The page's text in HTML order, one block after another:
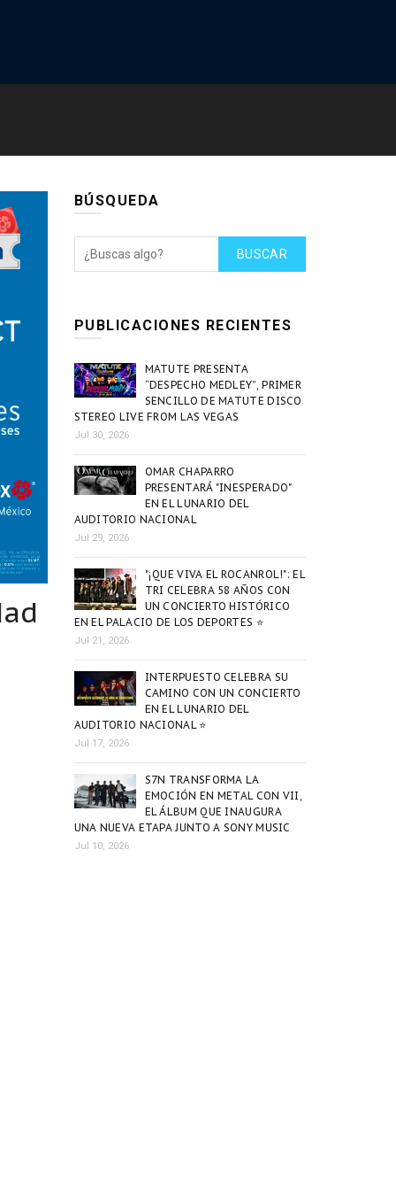
BÚSQUEDA
BUSCAR
PUBLICACIONES RECIENTES
MATUTE PRESENTA
“DESPECHO MEDLEY”, PRIMER
SENCILLO DE MATUTE DISCO
STEREO LIVE FROM LAS VEGAS
Jul 30, 2026
OMAR CHAPARRO
PRESENTARÁ "INESPERADO"
EN EL LUNARIO DEL
AUDITORIO NACIONAL
Jul 29, 2026
"¡QUE VIVA EL ROCANROL!": EL
TRI CELEBRA 58 AÑOS CON
UN CONCIERTO HISTÓRICO
EN EL PALACIO DE LOS DEPORTES ⭐
Jul 21, 2026
INTERPUESTO CELEBRA SU
CAMINO CON UN CONCIERTO
EN EL LUNARIO DEL
AUDITORIO NACIONAL ⭐
Jul 17, 2026
S7N TRANSFORMA LA
EMOCIÓN EN METAL CON VII,
EL ÁLBUM QUE INAUGURA
UNA NUEVA ETAPA JUNTO A SONY MUSIC
Jul 10, 2026